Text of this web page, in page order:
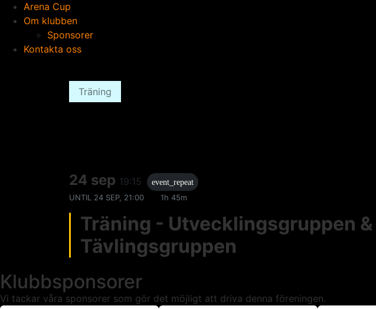
Arena Cup
Om klubben
Sponsorer
Kontakta oss
Träning
24 sep 19:15
event_repeat
UNTIL 24 SEP, 21:00 1h 45m
Träning - Utvecklingsgruppen &
Tävlingsgruppen
Klubbsponsorer
Vi tackar våra sponsorer som gör det möjligt att driva denna föreningen.